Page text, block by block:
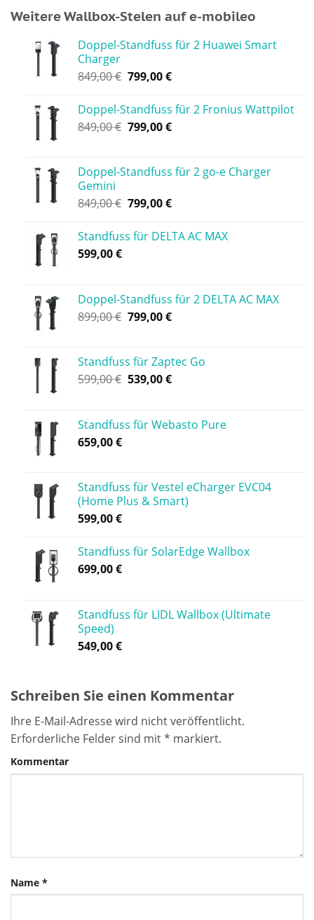
Weitere Wallbox-Stelen auf e-mobileo
Doppel-Standfuss für 2 Huawei Smart
Charger
849,00€ 799,00€
Doppel-Standfuss für 2 Fronius Wattpilot
849,00€ 799,00€
Doppel-Standfuss für 2 go-e Charger
Gemini
849,00€ 799,00€
Standfuss für DELTA AC MAX
599,00€
Doppel-Standfuss für 2 DELTA AC MAX
899,00€ 799,00€
Standfuss für Zaptec Go
599,00€ 539,00€
Standfuss für Webasto Pure
659,00€
Standfuss für Vestel eCharger EVC04
(Home Plus & Smart)
599,00€
Standfuss für SolarEdge Wallbox
699,00€
Standfuss für LIDL Wallbox (Ultimate
Speed)
549,00€
Schreiben Sie einen Kommentar
Ihre E-Mail-Adresse wird nicht veröffentlicht.
Erforderliche Felder sind mit* markiert.
Kommentar
Name *